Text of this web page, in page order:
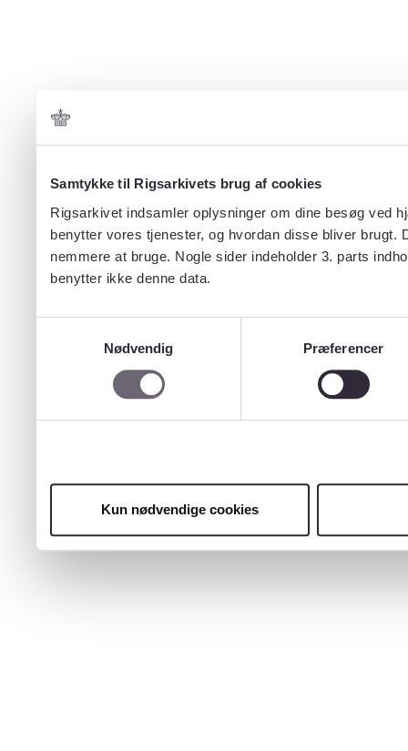
Samtykke til Rigsarkivets brug af cookies
Rigsarkivet indsamler oplysninger om dine besøg ved
benytter vores tjenester, og hvordan disse bliver
nemmere at bruge. Nogle sider indeholder 3. parts
benytter ikke denne data.
Nødvendig
Præferencer
Kun nødvendige cookies